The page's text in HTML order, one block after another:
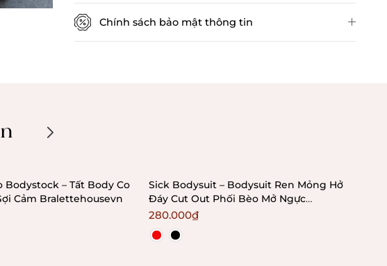
Chính sách bảo mật thông tin
Bodystock – Tất Body Co
Cảm Bralettehousevn
Sick Bodysuit – Bodysuit Ren Mỏng Hở
Đáy Cut Out Phối Bèo Mở Ngực
Bralettehousevn
280.000₫